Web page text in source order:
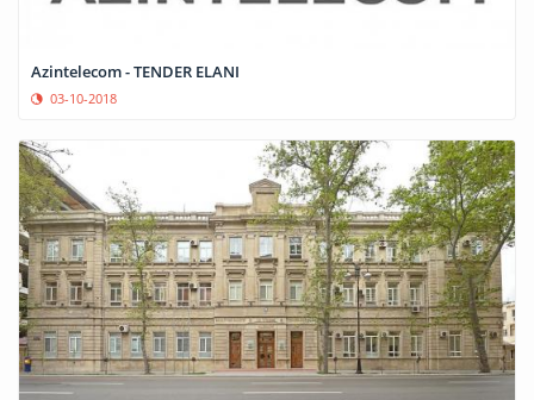
Azintelecom - TENDER ELANI
03-10-2018